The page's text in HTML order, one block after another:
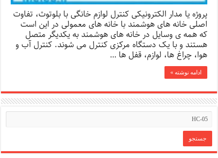
پروژه یا مدار الکترونیکی کنترل لوازم خانگی با بلوتوث، تفاوت
اصلی خانه های هوشمند با خانه های معمولی در این است
که همه ی وسایل در خانه های هوشمند به یکدیگر متصل
هستند و با یک دستگاه مرکزی کنترل می شوند. کنترل آب و
هوا، چراغ ها، لوازم، قفل ها …
ادامه نوشته »